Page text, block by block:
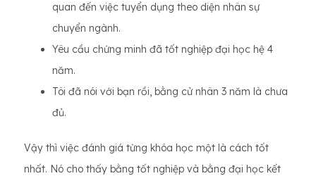
quan đến việc tuyển dụng theo diện nhân sự
chuyển ngành.
Yêu cầu chứng minh đã tốt nghiệp đại học hệ 4
năm.
Tôi đã nói với bạn rồi, bằng cử nhân 3 năm là chưa
đủ.
Vậy thì việc đánh giá từng khóa học một là cách tốt
nhất. Nó cho thấy bằng tốt nghiệp và bằng đại học kết